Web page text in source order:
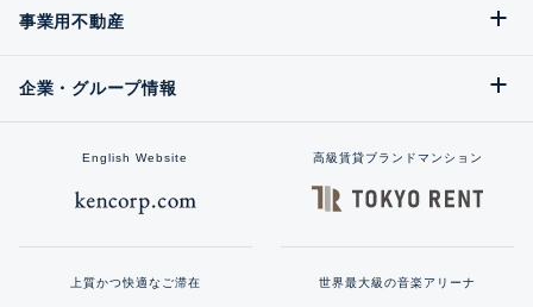
事業用不動産
企業・グループ情報
English Website 高級賃貸ブランドマンション
上質かつ快適なご滞在 世界最大級の音楽アリーナ